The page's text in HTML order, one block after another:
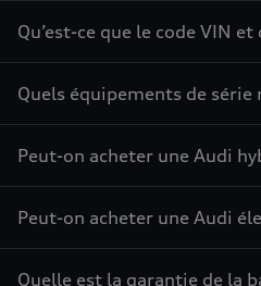
Qu’est-ce que le code VIN
Quels équipements de série
Peut-on acheter une Audi
Peut-on acheter une Audi
Quelle est la garantie de la